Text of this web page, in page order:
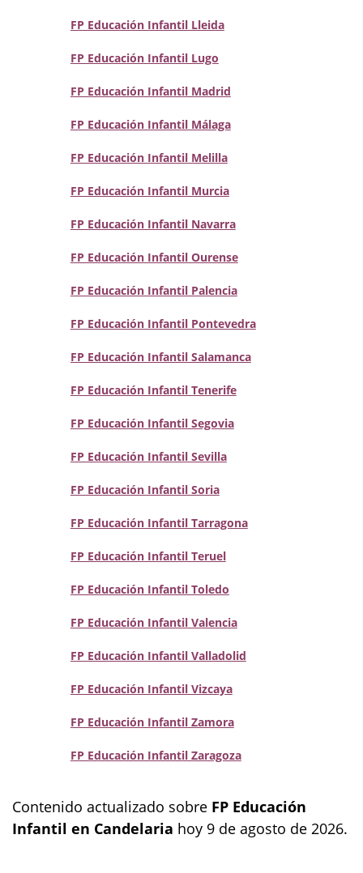
FP Educación Infantil Lleida
FP Educación Infantil Lugo
FP Educación Infantil Madrid
FP Educación Infantil Málaga
FP Educación Infantil Melilla
FP Educación Infantil Murcia
FP Educación Infantil Navarra
FP Educación Infantil Ourense
FP Educación Infantil Palencia
FP Educación Infantil Pontevedra
FP Educación Infantil Salamanca
FP Educación Infantil Tenerife
FP Educación Infantil Segovia
FP Educación Infantil Sevilla
FP Educación Infantil Soria
FP Educación Infantil Tarragona
FP Educación Infantil Teruel
FP Educación Infantil Toledo
FP Educación Infantil Valencia
FP Educación Infantil Valladolid
FP Educación Infantil Vizcaya
FP Educación Infantil Zamora
FP Educación Infantil Zaragoza
Contenido actualizado sobre FP Educación
Infantil en Candelaria hoy 9 de agosto de 2026.